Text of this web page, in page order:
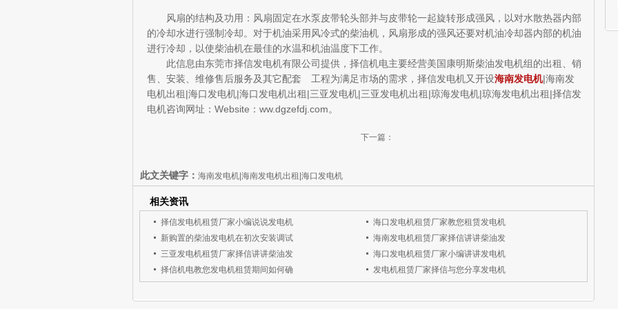
风扇的结构及功用：风扇固定在水泵皮带轮头部并与皮带轮一起旋转形成强风，以对水散热器内部
的冷却水进行强制冷却。对于机油采用风冷式的柴油机，风扇形成的强风还要对机油冷却器内部的机油
进行冷却，以使柴油机在最佳的水温和机油温度下工作。
此信息由东莞市择信发电机有限公司提供，择信机电主要经营美国康明斯柴油发电机组的出租、销
售、安装、维修售后服务及其它配套 工程为满足市场的需求，择信发电机又开设海南发电机|海南发
电机出租|海口发电机|海口发电机出租|三亚发电机|三亚发电机出租|琼海发电机|琼海发电机出租|择信发
电机咨询网址：Website：ww.dgzefdj.com。
下一篇：
此文关键字： 海南发电机|海南发电机出租|海口发电机
相关资讯
择信发电机租赁厂家小编说说发电机
海口发电机租赁厂家教您租赁发电机
新购置的柴油发电机在初次安装调试
海南发电机租赁厂家择信讲讲柴油发
三亚发电机租赁厂家择信讲讲柴油发
海口发电机租赁厂家小编讲讲发电机
择信机电教您发电机租赁期间如何确
发电机租赁厂家择信与您分享发电机